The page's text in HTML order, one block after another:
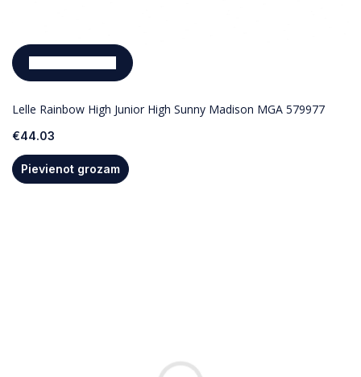
Lelle Rainbow High Junior High Sunny Madison MGA 579977
€44.03
Pievienot grozam